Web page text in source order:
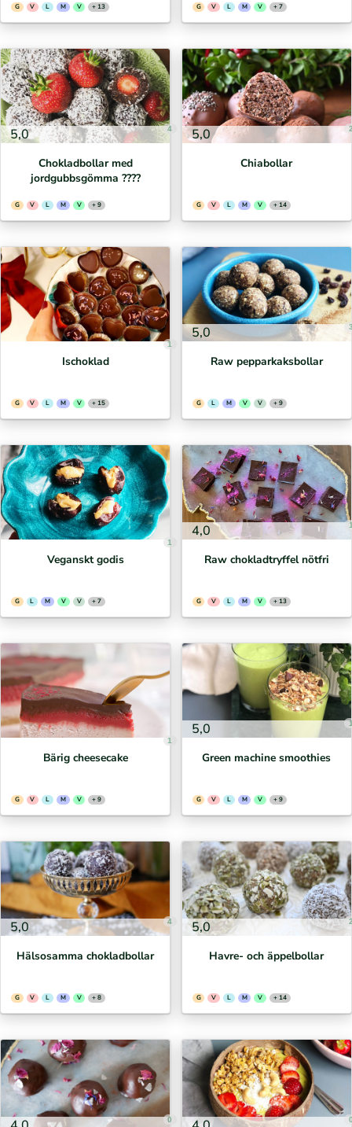
G V L M V + 13 G V L M V + 7
5,0 4
Chokladbollar med
jordgubbsgömma ????
G V L M V + 9
5,0
Chiabollar
G V L M V + 14
1
Ischoklad
G V L M V + 15
5,0
Raw pepparkaksbollar
G L M V V + 9
1
Veganskt godis
G L M V V + 7
4,0
Raw chokladtryffel nötfri
G V L M V + 13
1
Bärig cheesecake
G V L M V + 9
5,0
Green machine smoothies
G V L M V + 9
5,0 4
Hälsosamma chokladbollar
G V L M V + 8
5,0
Havre- och äppelbollar
G V L M V + 14
0